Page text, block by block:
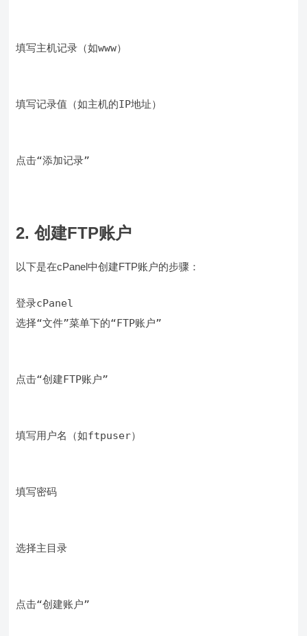
填写主机记录（如www）
填写记录值（如主机的IP地址）
点击“添加记录”
2. 创建FTP账户
以下是在cPanel中创建FTP账户的步骤：
选择“文件”菜单下的“FTP账户”
点击“创建FTP账户”
填写用户名（如ftpuser）
填写密码
选择主目录
点击“创建账户”